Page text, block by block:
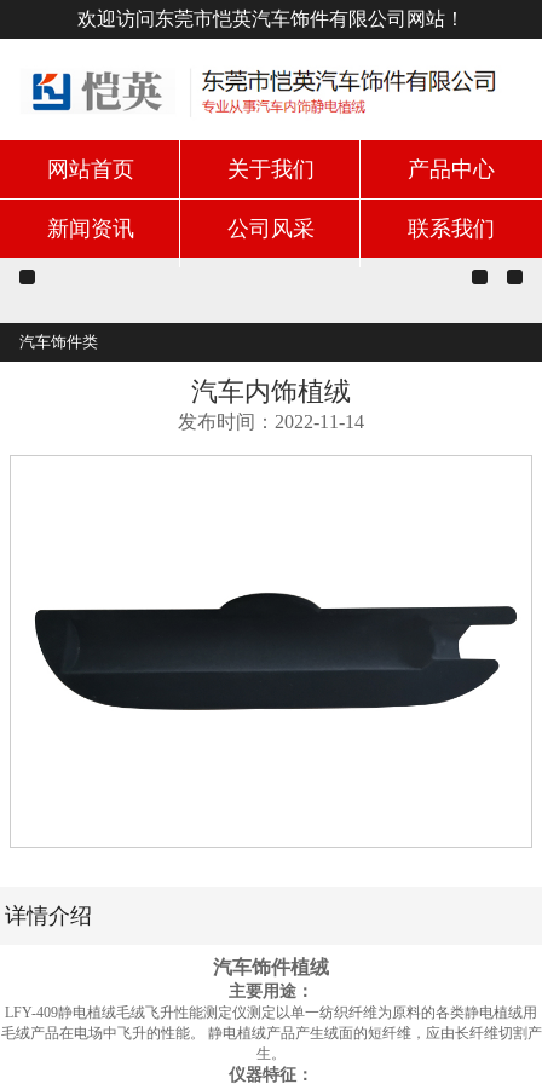
欢迎访问东莞市恺英汽车饰件有限公司网站！
网站首页 关于我们 产品中心
新闻资讯 公司风采 联系我们
汽车饰件类
汽车内饰植绒
发布时间：2022-11-14
详情介绍
汽车饰件植绒
主要用途：
LFY-409静电植绒毛绒飞升性能测定仪测定以单一纺织纤维为原料的各类静电植绒用
毛绒产品在电场中飞升的性能。 静电植绒产品产生绒面的短纤维，应由长纤维切割产
生。
仪器特征：